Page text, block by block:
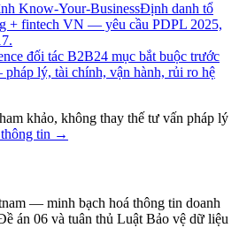
Know-Your-BusinessĐịnh danh tổ
+ fintech VN — yêu cầu PDPL 2025,
đối tác B2B24 mục bắt buộc trước
lý, tài chính, vận hành, rủi ro hệ
khảo, không thay thế tư vấn pháp lý
tin →
— minh bạch hoá thông tin doanh
án 06 và tuân thủ Luật Bảo vệ dữ liệu